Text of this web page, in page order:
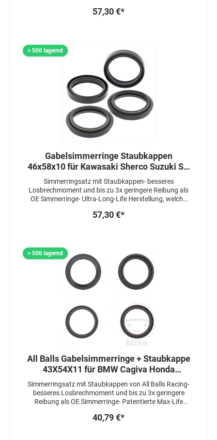
erhöht- Simmerringe sind 3 fach gedichtet-
57,30 €*
> 500 lagernd
Gabelsimmerringe Staubkappen
46x58x10 für Kawasaki Sherco Suzuki SV
GSX Yamaha
Simmerringsatz mit Staubkappen- besseres
Losbrechmoment und bis zu 3x geringere Reibung als
OE Simmerringe- Ultra-Long-Life Herstellung, welche
Simmerringe sind 3 fach gedichtet- Staubkappen sind
57,30 €*
> 500 lagernd
All Balls Gabelsimmerringe + Staubkappe
43X54X11 für BMW Cagiva Honda
Triumph
Simmerringsatz mit Staubkappen von All Balls Racing-
besseres Losbrechmoment und bis zu 3x geringere
Reibung als OE Simmerringe- Patentierte Max-Life
erhöht- Simmerringe sind 3 fach gedichtet-
40,79 €*